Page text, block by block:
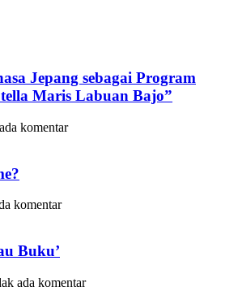
Jepang sebagai Program
Maris Labuan Bajo”
komentar
komentar
Buku’
ada komentar